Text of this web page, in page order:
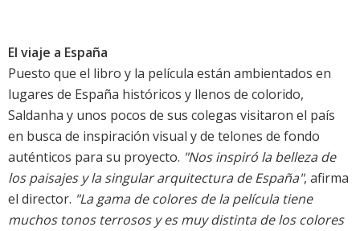
El viaje a España
Puesto que el libro y la película están ambientados en
lugares de España históricos y llenos de colorido,
Saldanha y unos pocos de sus colegas visitaron el país
en busca de inspiración visual y de telones de fondo
auténticos para su proyecto. "Nos inspiró la belleza de
los paisajes y la singular arquitectura de España", afirma
el director. "La gama de colores de la película tiene
muchos tonos terrosos y es muy distinta de los colores